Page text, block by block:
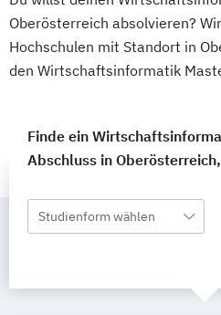
Oberösterreich absolvieren?
Hochschulen mit Standort in
den Wirtschaftsinformatik
Finde ein
Abschluss in
Studienform wählen